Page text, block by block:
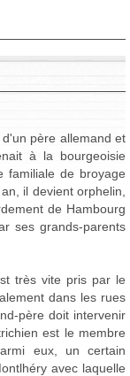
père allemand et
à la bourgeoisie
familiale de broyage
il devient orphelin,
de Hambourg
ses grands-parents
très vite pris par le
dans les rues
père doit intervenir
est le membre
eux, un certain
avec laquelle